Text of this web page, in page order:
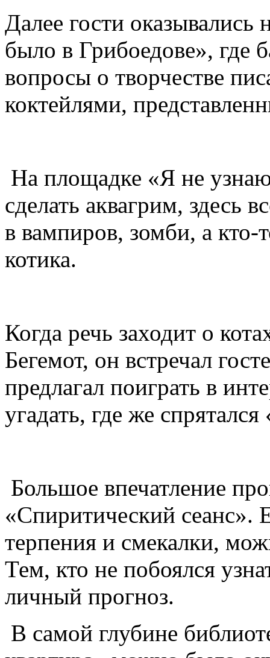
Далее гости
было в Грибоедове», где
вопросы о творчестве
коктейлями,
На площадке «Я не
сделать аквагрим, здесь
в вампиров, зомби, а кто-
котика.
Когда речь заходит о
Бегемот, он встречал
предлагал поиграть в
угадать, где же
Большое впечатление
«Спиритический сеанс».
терпения и смекалки,
Тем, кто не побоялся
личный прогноз.
В самой глубине